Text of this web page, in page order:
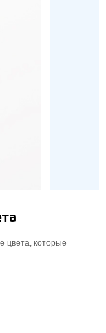
цвета, которые